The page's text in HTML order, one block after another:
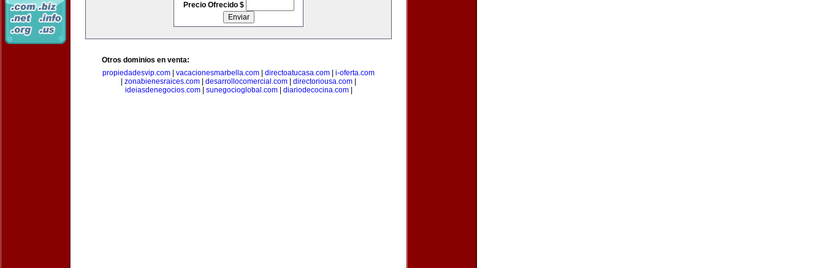
Precio Ofrecido $
Otros dominios en venta:
propiedadesvip.com
vacacionesmarbella.com directoatucasa.com
i-oferta.com
zonabienesraices.com desarrollocomercial.com directoriousa.com
ideiasdenegocios.com| sunegocioglobal.com| diariodecocina.com|